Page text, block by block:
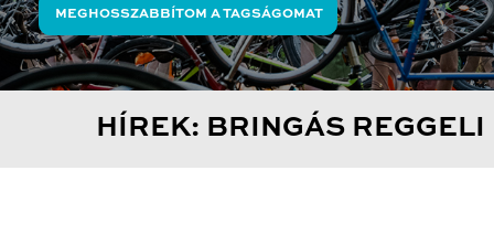
MEGHOSSZABBÍTOM A TAGSÁGOMAT
HÍREK: BRINGÁS REGGELI